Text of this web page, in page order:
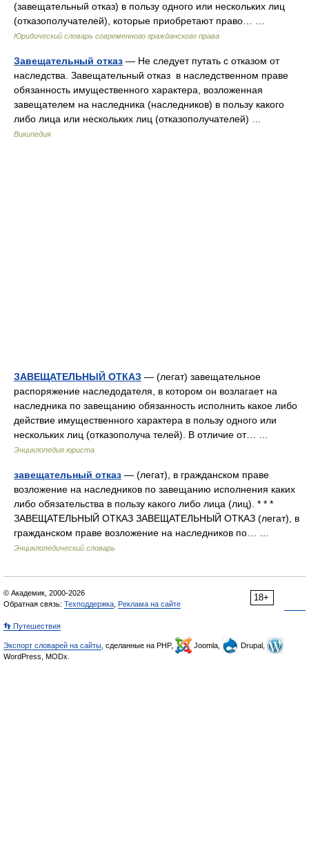
(завещательный отказ) в пользу одного или нескольких лиц
(отказополучателей), которые приобретают право… …
Юридический словарь современного гражданского права
Завещательный отказ — Не следует путать с отказом от
наследства. Завещательный отказ в наследственном праве
обязанность имущественного характера, возложенная
завещателем на наследника (наследников) в пользу какого
либо лица или нескольких лиц (отказополучателей) …
Википедия
ЗАВЕЩАТЕЛЬНЫЙ ОТКАЗ — (легат) завещательное
распоряжение наследодателя, в котором он возлагает на
наследника по завещанию обязанность исполнить какое либо
действие имущественного характера в пользу одного или
нескольких лиц (отказополуча телей). В отличие от… …
Энциклопедия юриста
завещательный отказ — (легат), в гражданском праве
возложение на наследников по завещанию исполнения каких
либо обязательства в пользу какого либо лица (лиц). * * *
ЗАВЕЩАТЕЛЬНЫЙ ОТКАЗ ЗАВЕЩАТЕЛЬНЫЙ ОТКАЗ (легат), в
гражданском праве возложение на наследников по… …
Энциклопедический словарь
18+
© Академик, 2000-2026
Обратная связь: Техподдержка Реклама на сайте
👣 Путешествия
Экспорт словарей на сайты , сделанные на PHP, Joomla,
Drupal,
WordPress, MODx.